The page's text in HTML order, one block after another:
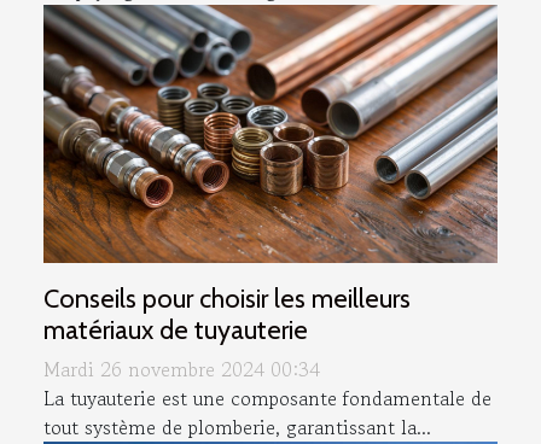
Conseils pour choisir les meilleurs
matériaux de tuyauterie
Mardi 26 novembre 2024 00:34
La tuyauterie est une composante fondamentale de
tout système de plomberie, garantissant la...